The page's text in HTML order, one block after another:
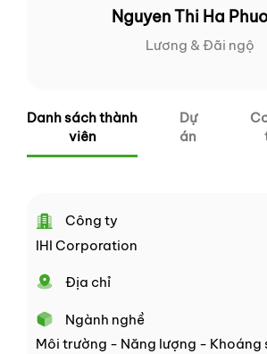
Nguyen Thi Ha
Lương & Đãi ngộ
Danh sách thành
viên
Dự
án
Công ty
IHI Corporation
Địa chỉ
Ngành nghề
Môi trường - Năng lượng - Khoáng